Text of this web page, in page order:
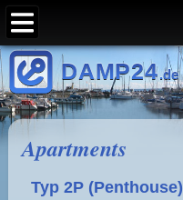
DAMP24.de
Apartments
Typ 2P (Penthouse)